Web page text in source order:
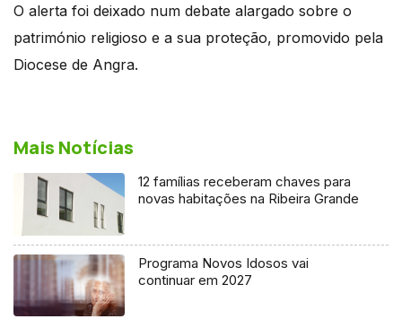
O alerta foi deixado num debate alargado sobre o
património religioso e a sua proteção, promovido pela
Diocese de Angra.
Mais Notícias
12 famílias receberam chaves para
novas habitações na Ribeira Grande
Programa Novos Idosos vai
continuar em 2027